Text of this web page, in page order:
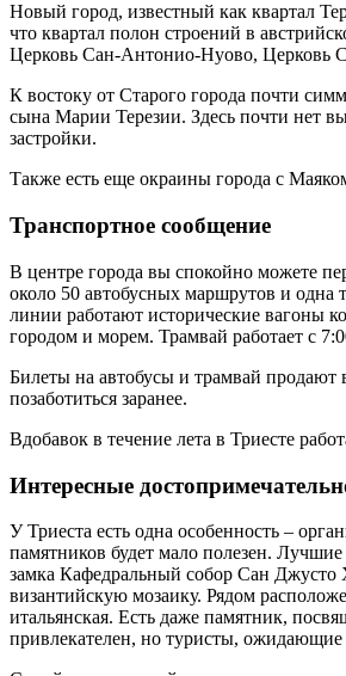
Новый город, известный как квартал
что квартал полон строений в
Церковь Сан-Антонио-Нуово, Церковь
К востоку от Старого города почти
сына Марии Терезии. Здесь почти нет
застройки.
Также есть еще окраины города с
Транспортное сообщение
В центре города вы спокойно можете
около 50 автобусных маршрутов и одна
линии работают исторические вагоны
городом и морем. Трамвай работает с
Билеты на автобусы и трамвай продают
позаботиться заранее.
Вдобавок в течение лета в Триесте
Интересные
У Триеста есть одна особенность –
памятников будет мало полезен.
замка Кафедральный собор Сан Джусто
византийскую мозаику. Рядом
итальянская. Есть даже памятник,
привлекателен, но туристы,